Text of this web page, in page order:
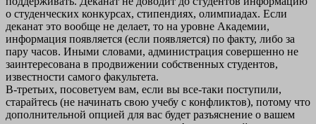
о студенческих конкурсах, стипендиях, олимпиадах. Если
деканат это вообще не делает, то на уровне Академии,
информация появляется (если появляется) по факту, либо за
пару часов. Иными словами, администрация совершенно не
заинтересована в продвижении собственных студентов,
известности самого факультета.
В-третьих, посоветуем вам, если вы все-таки поступили,
старайтесь (не начинать свою учебу с конфликтов), потому что
дополнительной опцией для вас будет разъяснение о вашем